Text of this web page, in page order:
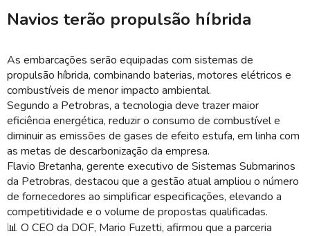
Navios terão propulsão híbrida
As embarcações serão equipadas com sistemas de
propulsão híbrida, combinando baterias, motores elétricos e
combustíveis de menor impacto ambiental.
Segundo a Petrobras, a tecnologia deve trazer maior
eficiência energética, reduzir o consumo de combustível e
diminuir as emissões de gases de efeito estufa, em linha com
as metas de descarbonização da empresa.
Flavio Bretanha, gerente executivo de Sistemas Submarinos
da Petrobras, destacou que a gestão atual ampliou o número
de fornecedores ao simplificar especificações, elevando a
competitividade e o volume de propostas qualificadas.
📊 O CEO da DOF, Mario Fuzetti, afirmou que a parceria